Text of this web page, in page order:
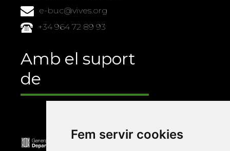
Fem servir cookies
e-buc@vives.org
+34 964 72 89 93
Amb el suport
de